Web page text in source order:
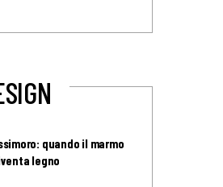
quando il marmo
legno